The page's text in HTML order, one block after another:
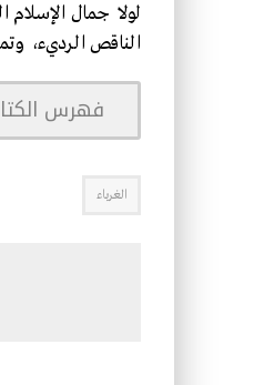
لولا جمال الإسلام
الناقص الرديء،
فهرس
الغرباء